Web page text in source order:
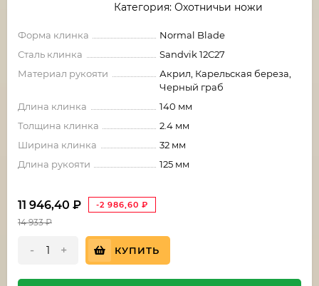
Категория: Охотничьи ножи
Форма клинка
Normal Blade
Сталь клинка
Sandvik 12C27
Материал рукояти
Акрил, Карельская береза,
Черный граб
Длина клинка
140 мм
Толщина клинка
2.4 мм
Ширина клинка
32 мм
Длина рукояти
125 мм
11 946,40 ₽ -2 986,60 ₽
14 933₽
- + КУПИТЬ